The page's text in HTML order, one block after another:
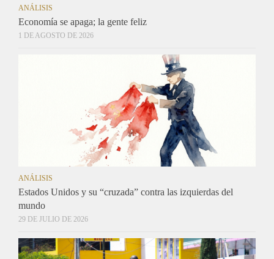
ANÁLISIS
Economía se apaga; la gente feliz
1 DE AGOSTO DE 2026
ANÁLISIS
Estados Unidos y su “cruzada” contra las izquierdas del
mundo
29 DE JULIO DE 2026